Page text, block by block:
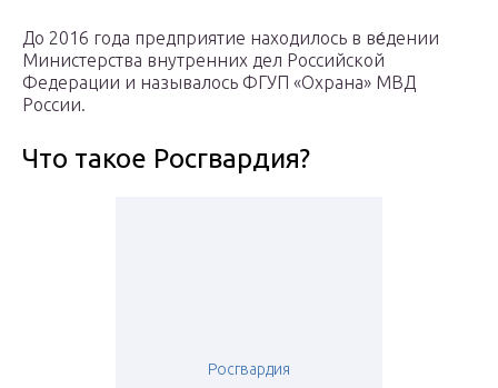
До 2016 года предприятие находилось в ве́дении
Министерства внутренних дел Российской
Федерации и называлось ФГУП «Охрана» МВД
России.
Что такое Росгвардия?
Росгвардия